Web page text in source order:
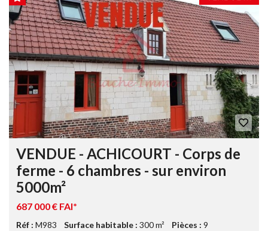
VENDUE - ACHICOURT - Corps de
ferme - 6 chambres - sur environ
5000m²
687 000 € FAI*
Réf : M983 Surface habitable : 300 m² Pièces : 9